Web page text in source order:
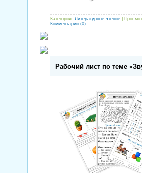
Категория: Литературное чтение |
Комментарии (0)
Рабочий лист по теме